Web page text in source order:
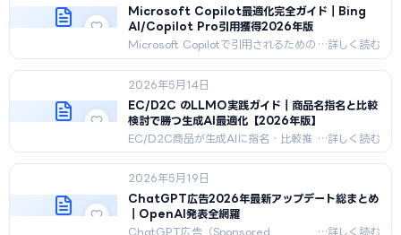
ータ構造化、G2/ITreview連動、引用
率モニタリング、12ヶ月ロードマップ
を網羅。
Microsoft Copilot最適化完全ガイド｜Bing
AI/Copilot Pro引用獲得2026年版
Microsoft Copilotで引用されるための
完全ガイド。Bing Webmaster
Tools・IndexNow・構造化データ・
Edge sidebar・Microsoft 365
Copilot・B2B優位性・計測手法を
2026年5月時点で技術解説。
2026年5月14日
EC/D2C のLLMO実践ガイド｜商品名指名と比較
検討で勝つ生成AI最適化【2026年版】
EC/D2C商品が生成AIに指名・比較推
奨されるLLMO実践手順を、Product
スキーマ実装・モール連携・レビュー
獲得・特商法/景表法/薬機法配慮まで
2026年5月版で詳解。
2026年5月19日
ChatGPT広告2026年最新アップデート総まとめ
｜OpenAI発表全網羅
ChatGPT広告（Sponsored